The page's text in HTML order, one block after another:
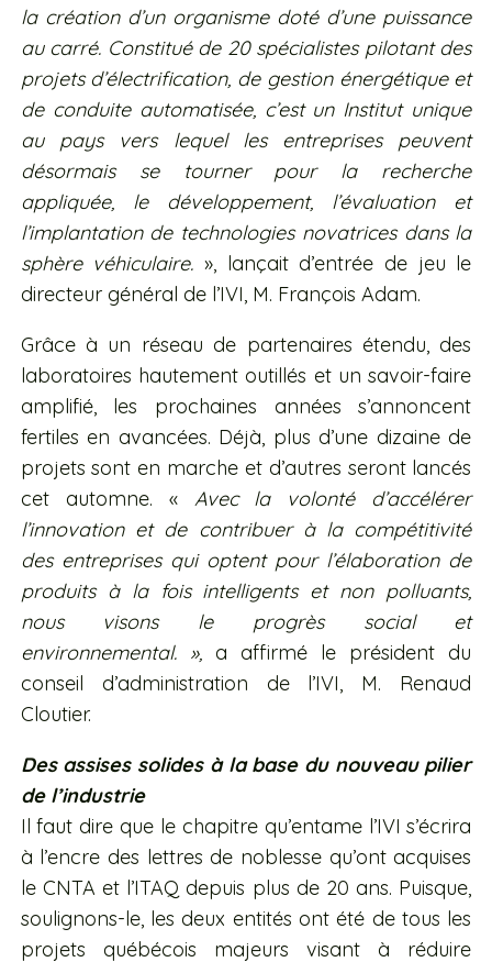
la création d’un organisme doté d’une puissance
au carré. Constitué de 20 spécialistes pilotant des
projets d’électrification, de gestion énergétique et
de conduite automatisée, c’est un Institut unique
au pays vers lequel les entreprises peuvent
désormais se tourner pour la recherche
appliquée, le développement, l’évaluation et
l’implantation de technologies novatrices dans la
sphère véhiculaire. », lançait d’entrée de jeu le
directeur général de l’IVI, M. François Adam.
Grâce à un réseau de partenaires étendu, des
laboratoires hautement outillés et un savoir-faire
amplifié, les prochaines années s’annoncent
fertiles en avancées. Déjà, plus d’une dizaine de
projets sont en marche et d’autres seront lancés
cet automne. « Avec la volonté d’accélérer
l’innovation et de contribuer à la compétitivité
des entreprises qui optent pour l’élaboration de
produits à la fois intelligents et non polluants,
nous visons le progrès social et
environnemental. »,a affirmé le président du
conseil d’administration de l’IVI, M. Renaud
Cloutier.
Des assises solides à la base du nouveau pilier
de l’industrie
Il faut dire que le chapitre qu’entame l’IVI s’écrira
à l’encre des lettres de noblesse qu’ont acquises
le CNTA et l’ITAQ depuis plus de 20 ans. Puisque,
soulignons-le, les deux entités ont été de tous les
projets québécois majeurs visant à réduire